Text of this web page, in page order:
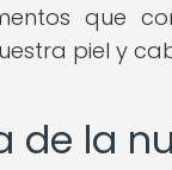
que
piel y
de la